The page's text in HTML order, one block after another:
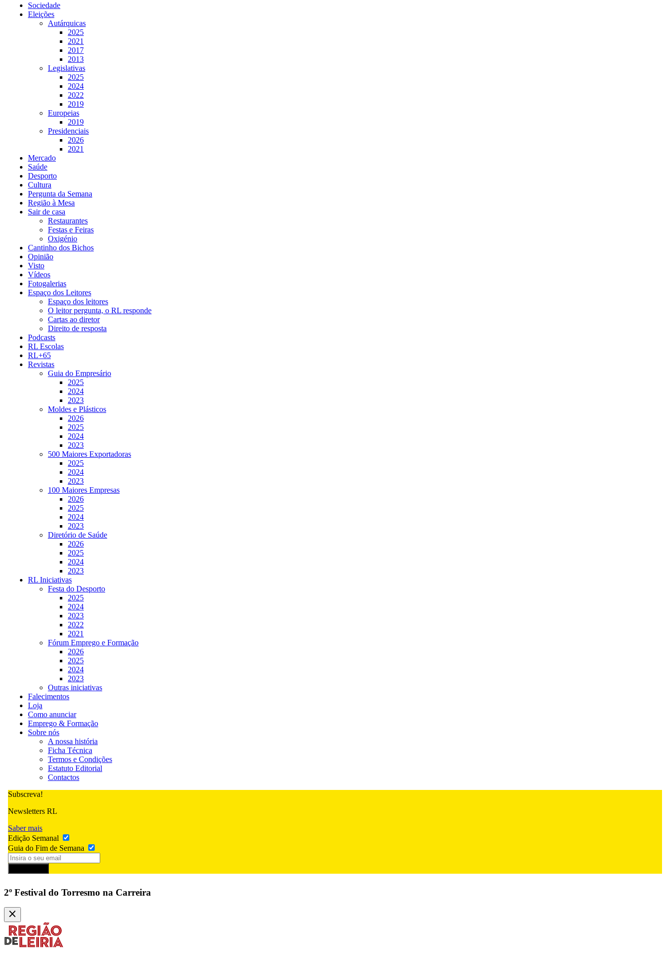
Sociedade
Eleições
Autárquicas
2025
2021
2017
2013
Legislativas
2025
2024
2022
2019
Europeias
2019
Presidenciais
2026
2021
Mercado
Saúde
Desporto
Cultura
Pergunta da Semana
Região à Mesa
Sair de casa
Restaurantes
Festas e Feiras
Oxigénio
Cantinho dos Bichos
Opinião
Visto
Vídeos
Fotogalerias
Espaço dos Leitores
Espaço dos leitores
O leitor pergunta, o RL responde
Cartas ao diretor
Direito de resposta
Podcasts
RL Escolas
RL+65
Revistas
Guia do Empresário
2025
2024
2023
Moldes e Plásticos
2026
2025
2024
2023
500 Maiores Exportadoras
2025
2024
2023
100 Maiores Empresas
2026
2025
2024
2023
Diretório de Saúde
2026
2025
2024
2023
RL Iniciativas
Festa do Desporto
2025
2024
2023
2022
2021
Fórum Emprego e Formação
2026
2025
2024
2023
Outras iniciativas
Falecimentos
Loja
Como anunciar
Emprego & Formação
Sobre nós
A nossa história
Ficha Técnica
Termos e Condições
Estatuto Editorial
Contactos
Subscreva!
Newsletters RL
Saber mais
Edição Semanal
Guia do Fim de Semana
2º Festival do Torresmo na Carreira